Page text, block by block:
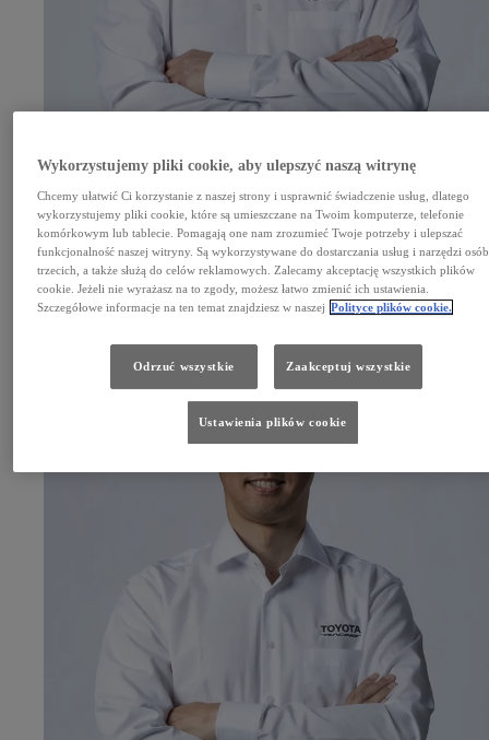
Kamui Kobayashi
Dyrektor zespołu i kierowca
Wykorzystujemy pliki cookie, aby ulepszyć naszą witrynę
Chcemy ułatwić Ci korzystanie z naszej strony i usprawnić świadczenie usług, dlatego
wykorzystujemy pliki cookie, które są umieszczane na Twoim komputerze, telefonie
komórkowym lub tablecie. Pomagają one nam zrozumieć Twoje potrzeby i ulepszać
funkcjonalność naszej witryny. Są wykorzystywane do dostarczania usług i narzędzi osób
trzecich, a także służą do celów reklamowych. Zalecamy akceptację wszystkich plików
cookie. Jeżeli nie wyrażasz na to zgody, możesz łatwo zmienić ich ustawienia.
Szczegółowe informacje na ten temat znajdziesz w naszej Polityce plików cookie.
Odrzuć wszystkie Zaakceptuj wszystkie
Ustawienia plików cookie